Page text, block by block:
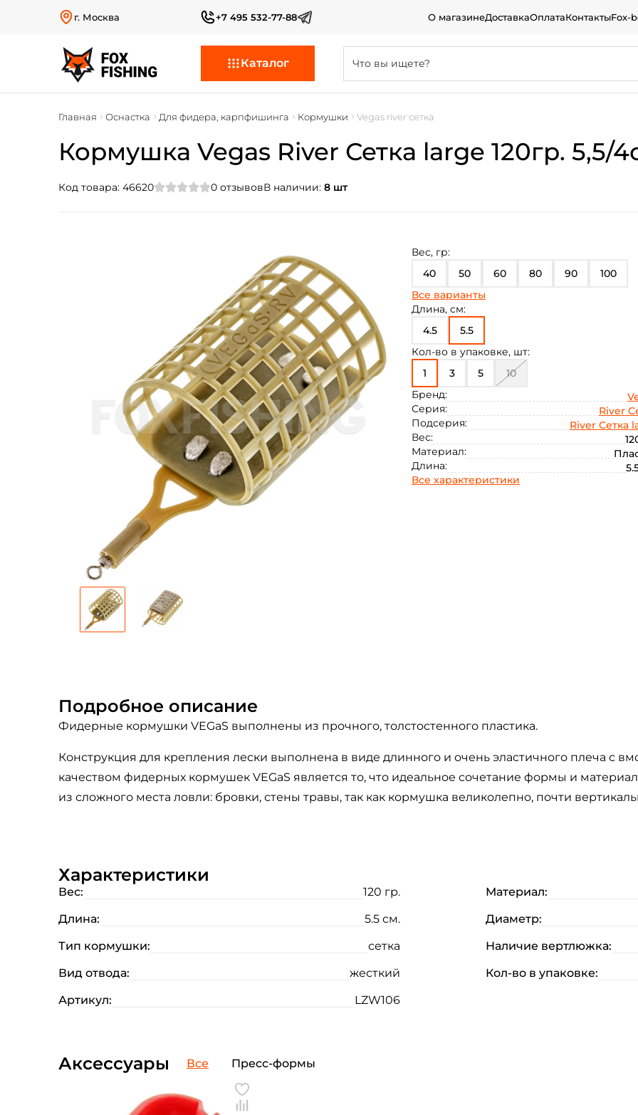
г. Москва +7 495 532-77-88 О магазинеДоставкаОплатаКонтактыFox-
Каталог
Главная Оснастка Для фидера, карпфишинга Кормушки Vegas river сетка
Кормушка Vegas River Сетка large 120гр. 5,5/
Код товара: 46620 0 отзывовВ наличии: 8 шт
Вес, гр:
40
50 60 80 90 100
120
Все варианты
Длина, см:
4.5
5.5
Кол-во в упаковке, шт:
1
3 5
10
Бренд:
Серия:
River
Подсерия:
River Сетка
Вес:
Материал:
Длина:
Все характеристики
Подробное описание
Фидерные кормушки VEGaS выполнены из прочного, толстостенного пластика.
Конструкция для крепления лески выполнена в виде длинного и очень эластичного плеча с
качеством фидерных кормушек VEGaS является то, что идеальное сочетание формы и
из сложного места ловли: бровки, стены травы, так как кормушка великолепно, почти
Характеристики
Вес: 120 гр. Материал:
Длина:
5.5 см. Диаметр:
Тип кормушки:
сетка Наличие вертлюжка:
Вид отвода:
жесткий Кол-во в упаковке:
Артикул:
LZW106
Аксессуары Все Пресс-формы